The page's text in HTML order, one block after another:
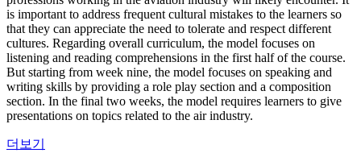
is important to address frequent cultural mistakes to the learners so
that they can appreciate the need to tolerate and respect different
cultures. Regarding overall curriculum, the model focuses on
listening and reading comprehensions in the first half of the course.
But starting from week nine, the model focuses on speaking and
writing skills by providing a role play section and a composition
section. In the final two weeks, the model requires learners to give
presentations on topics related to the air industry.
더보기